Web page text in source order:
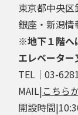
東京都中央
銀座・新潟
※地下１階へ
エレベーター
TEL│03-
MAIL|こちら
開設時間